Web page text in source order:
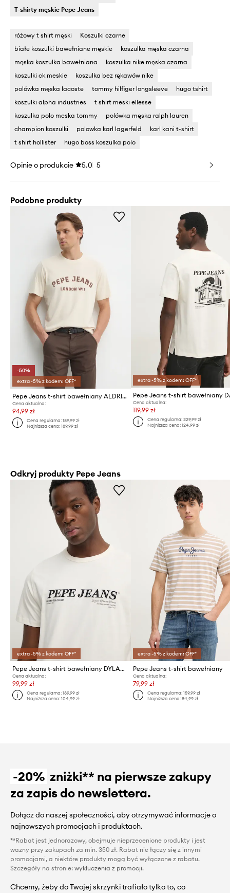
T-shirty męskie Pepe Jeans
różowy t shirt męski
Koszulki czarne
białe koszulki bawełniane męskie
koszulka męska czarna
męska koszulka bawełniana
koszulka nike męska czarna
koszulki ck meskie
koszulka bez rękawów nike
polówka męska lacoste
tommy hilfiger longsleeve
hugo tshirt
koszulki alpha industries
t shirt meski ellesse
koszulka polo meska tommy
polówka męska ralph lauren
champion koszulki
polowka karl lagerfeld
karl kani t-shirt
t shirt hollister
hugo boss koszulka polo
Opinie o produkcie 5.0 5
Podobne produkty
-50%
extra -5% z kodem: OFF*
Pepe Jeans t-shirt bawełniany ALDRIDGE
Cena aktualna:
94,99 zł
Cena regularna:189,99 zł
Najniższa cena:189,99 zł
extra -5% z kodem: OFF*
Cena aktualna:
119,99 zł
Cena regularna: 229,99 zł
Najniższa cena: 124,99 zł
Odkryj produkty Pepe Jeans
extra -5% z kodem: OFF*
Pepe Jeans t-shirt bawełniany DYLAN TEE
Cena aktualna:
99,99 zł
Cena regularna:189,99 zł
Najniższa cena:104,99 zł
extra -5% z kodem: OFF*
Pepe Jeans t-shirt bawełniany
Cena aktualna:
79,99 zł
Cena regularna: 159,99 zł
Najniższa cena: 84,99 zł
-20% zniżki** na pierwsze zakupy
za zapis do newslettera.
Dołącz do naszej społeczności, aby otrzymywać informacje o
najnowszych promocjach i produktach.
**Rabat jest jednorazowy, obejmuje nieprzecenione produkty i jest
ważny przy zakupach za min. 350 zł. Rabat nie łączy się z innymi
promocjami, a niektóre produkty mogą być wyłączone z rabatu.
Szczegóły na stronie: wykluczenia z promocji.
Chcemy, żeby do Twojej skrzynki trafiało tylko to, co